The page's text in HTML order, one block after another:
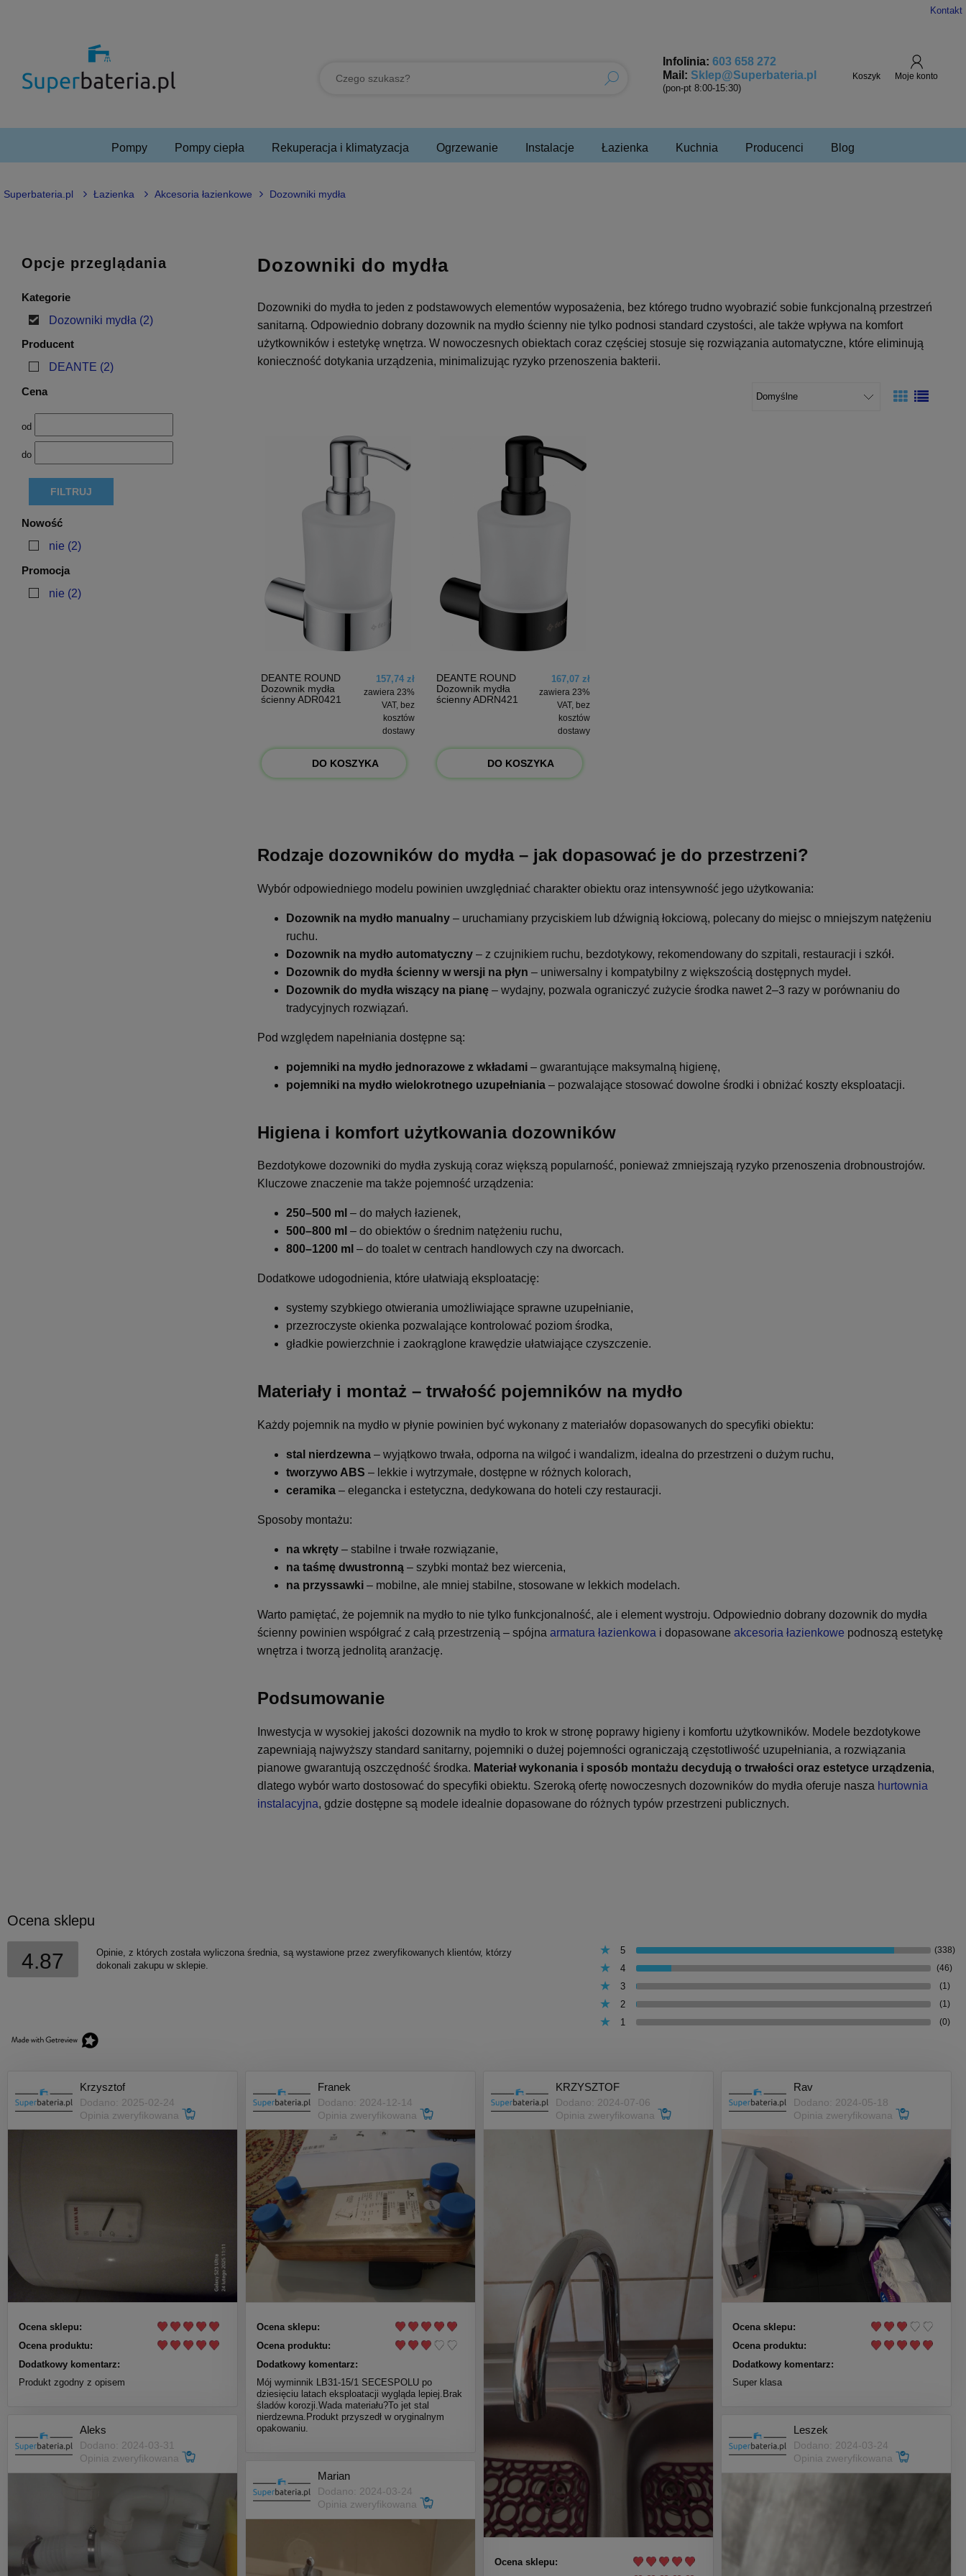
Kontakt
Infolinia: 603 658 272
Mail: Sklep@Superbateria.pl
(pon-pt 8:00-15:30)
Pompy Pompy ciepła Rekuperacja i klimatyzacja Ogrzewanie Instalacje Łazienka Kuchnia Producenci Blog
Superbateria.pl Łazienka Akcesoria łazienkowe Dozowniki mydła
Opcje przeglądania
Kategorie
Dozowniki mydła (2)
Producent
DEANTE (2)
Cena
od
do
FILTRUJ
Nowość
nie (2)
Promocja
nie (2)
Dozowniki do mydła
Dozowniki do mydła to jeden z podstawowych elementów wyposażenia, bez którego trudno wyobrazić sobie funkcjonalną przestrzeń
sanitarną. Odpowiednio dobrany dozownik na mydło ścienny nie tylko podnosi standard czystości, ale także wpływa na komfort
użytkowników i estetykę wnętrza. W nowoczesnych obiektach coraz częściej stosuje się rozwiązania automatyczne, które eliminują
konieczność dotykania urządzenia, minimalizując ryzyko przenoszenia bakterii.
DEANTE ROUND
Dozownik mydła
ścienny ADR0421
157,74 zł
zawiera 23%
VAT, bez
kosztów
dostawy
DO KOSZYKA
DEANTE ROUND
Dozownik mydła
ścienny ADRN421
167,07 zł
zawiera 23%
VAT, bez
kosztów
dostawy
DO KOSZYKA
Rodzaje dozowników do mydła – jak dopasować je do przestrzeni?
Wybór odpowiedniego modelu powinien uwzględniać charakter obiektu oraz intensywność jego użytkowania:
Dozownik na mydło manualny– uruchamiany przyciskiem lub dźwignią łokciową, polecany do miejsc o mniejszym natężeniu
ruchu.
Dozownik na mydło automatyczny– z czujnikiem ruchu, bezdotykowy, rekomendowany do szpitali, restauracji i szkół.
Dozownik do mydła ścienny w wersji na płyn – uniwersalny i kompatybilny z większością dostępnych mydeł.
Dozownik do mydła wiszący na pianę– wydajny, pozwala ograniczyć zużycie środka nawet 2–3 razy w porównaniu do
tradycyjnych rozwiązań.
Pod względem napełniania dostępne są:
pojemniki na mydło jednorazowe z wkładami– gwarantujące maksymalną higienę,
pojemniki na mydło wielokrotnego uzupełniania– pozwalające stosować dowolne środki i obniżać koszty eksploatacji.
Higiena i komfort użytkowania dozowników
Bezdotykowe dozowniki do mydła zyskują coraz większą popularność, ponieważ zmniejszają ryzyko przenoszenia drobnoustrojów.
Kluczowe znaczenie ma także pojemność urządzenia:
250–500 ml – do małych łazienek,
500–800 ml – do obiektów o średnim natężeniu ruchu,
800–1200 ml – do toalet w centrach handlowych czy na dworcach.
Dodatkowe udogodnienia, które ułatwiają eksploatację:
systemy szybkiego otwierania umożliwiające sprawne uzupełnianie,
przezroczyste okienka pozwalające kontrolować poziom środka,
gładkie powierzchnie i zaokrąglone krawędzie ułatwiające czyszczenie.
Materiały i montaż – trwałość pojemników na mydło
Każdy pojemnik na mydło w płynie powinien być wykonany z materiałów dopasowanych do specyfiki obiektu:
stal nierdzewna– wyjątkowo trwała, odporna na wilgoć i wandalizm, idealna do przestrzeni o dużym ruchu,
tworzywo ABS – lekkie i wytrzymałe, dostępne w różnych kolorach,
ceramika– elegancka i estetyczna, dedykowana do hoteli czy restauracji.
Sposoby montażu:
na wkręty– stabilne i trwałe rozwiązanie,
na taśmę dwustronną– szybki montaż bez wiercenia,
na przyssawki– mobilne, ale mniej stabilne, stosowane w lekkich modelach.
Warto pamiętać, że pojemnik na mydło to nie tylko funkcjonalność, ale i element wystroju. Odpowiednio dobrany dozownik do mydła
ścienny powinien współgrać z całą przestrzenią – spójna armatura łazienkowa i dopasowane akcesoria łazienkowe podnoszą estetykę
wnętrza i tworzą jednolitą aranżację.
Podsumowanie
Inwestycja w wysokiej jakości dozownik na mydło to krok w stronę poprawy higieny i komfortu użytkowników. Modele bezdotykowe
zapewniają najwyższy standard sanitarny, pojemniki o dużej pojemności ograniczają częstotliwość uzupełniania, a rozwiązania
pianowe gwarantują oszczędność środka. Materiał wykonania i sposób montażu decydują o trwałości oraz estetyce urządzenia,
dlatego wybór warto dostosować do specyfiki obiektu. Szeroką ofertę nowoczesnych dozowników do mydła oferuje nasza hurtownia
instalacyjna, gdzie dostępne są modele idealnie dopasowane do różnych typów przestrzeni publicznych.
Ocena sklepu
4.87
Opinie, z których została wyliczona średnia, są wystawione przez zweryfikowanych klientów, którzy
dokonali zakupu w sklepie.
5 (338)
4 (46)
3 (1)
2 (1)
1 (0)
Krzysztof
Dodano: 2025-02-24
Opinia zweryfikowana
Ocena sklepu:
Ocena produktu:
Dodatkowy komentarz:
Produkt zgodny z opisem
Franek
Dodano: 2024-12-14
Opinia zweryfikowana
Ocena sklepu:
Ocena produktu:
Dodatkowy komentarz:
Mój wyminnik LB31-15/1 SECESPOLU po
dziesięciu latach eksploatacji wygląda lepiej.Brak
śladów korozji.Wada materiału?To jet stal
nierdzewna.Produkt przyszedł w oryginalnym
opakowaniu.
KRZYSZTOF
Dodano: 2024-07-06
Opinia zweryfikowana
Ocena sklepu:
Rav
Dodano: 2024-05-18
Opinia zweryfikowana
Ocena sklepu:
Ocena produktu:
Dodatkowy komentarz:
Super klasa
Aleks
Dodano: 2024-03-31
Opinia zweryfikowana
Leszek
Dodano: 2024-03-24
Opinia zweryfikowana
Marian
Dodano: 2024-03-24
Opinia zweryfikowana